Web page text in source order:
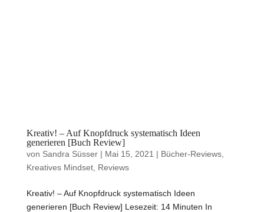
Kreativ! – Auf Knopfdruck systematisch Ideen
generieren [Buch Review]
von Sandra Süsser| Mai 15, 2021 | Bücher-Reviews,
Kreatives Mindset, Reviews
Kreativ! – Auf Knopfdruck systematisch Ideen
generieren [Buch Review] Lesezeit: 14 Minuten In